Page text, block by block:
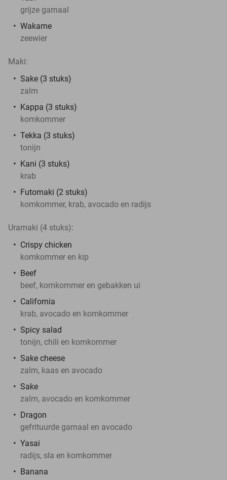
grijze garnaal
Wakame
zeewier
Maki:
Sake (3 stuks)
zalm
Kappa (3 stuks)
komkommer
Tekka (3 stuks)
tonijn
Kani (3 stuks)
krab
Futomaki (2 stuks)
komkommer, krab, avocado en radijs
Uramaki (4 stuks):
Crispy chicken
komkommer en kip
Beef
beef, komkommer en gebakken ui
California
krab, avocado en komkommer
Spicy salad
tonijn, chili en komkommer
Sake cheese
zalm, kaas en avocado
Sake
zalm, avocado en komkommer
Dragon
gefrituurde garnaal en avocado
Yasai
radijs, sla en komkommer
Banana